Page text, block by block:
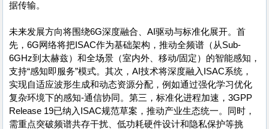
据传输。
未来发展方向将围绕6G深度融合、AI驱动与标准化展开。首
先，6G网络将把ISAC作为基础架构，推动全频谱（从Sub-
6GHz到太赫兹）和全场景（室内外、移动/固定）的智能感知，
支持“感知即服务”模式。其次，AI技术将深度融入ISAC系统，
实现自适应波形生成和动态资源分配，例如通过强化学习优化
复杂环境下的感知-通信协同。第三，标准化进程加速，3GPP
Release 19已纳入ISAC规范草案，推动产业生态统一。同时，
需重点突破频谱共存干扰、低功耗硬件设计和隐私保护等挑